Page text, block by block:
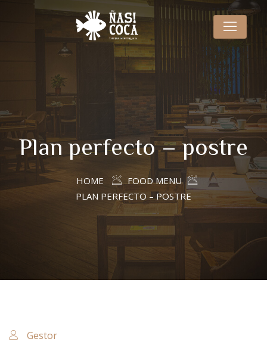
Plan perfecto – postre
HOME
FOOD MENU
PLAN PERFECTO – POSTRE
Gestor